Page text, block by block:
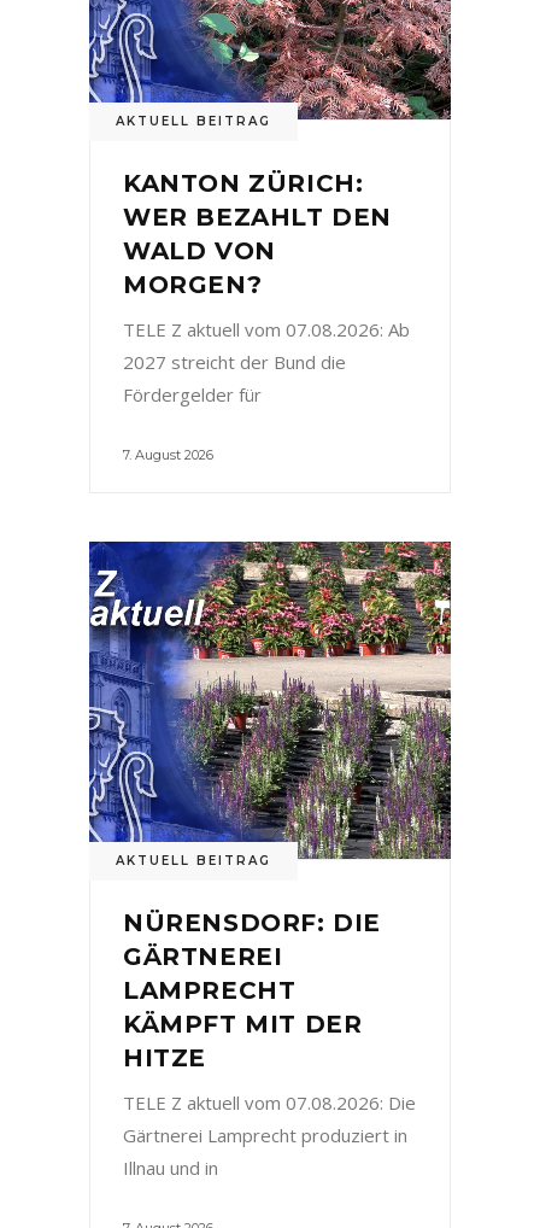
AKTUELL BEITRAG
KANTON ZÜRICH:
WER BEZAHLT DEN
WALD VON
MORGEN?
TELE Z aktuell vom 07.08.2026: Ab
2027 streicht der Bund die
Fördergelder für
7. August 2026
AKTUELL BEITRAG
NÜRENSDORF: DIE
GÄRTNEREI
LAMPRECHT
KÄMPFT MIT DER
HITZE
TELE Z aktuell vom 07.08.2026: Die
Gärtnerei Lamprecht produziert in
Illnau und in